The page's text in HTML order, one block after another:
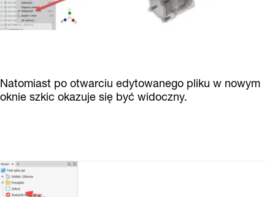
Natomiast po otwarciu edytowanego pliku w nowym
oknie szkic okazuje się być widoczny.